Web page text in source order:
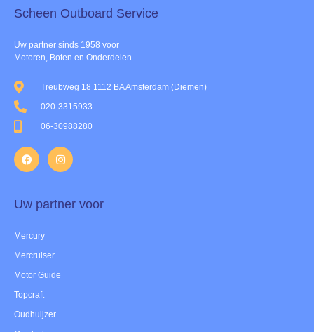
Scheen Outboard Service​
Uw partner sinds 1958 voor
Motoren, Boten en Onderdelen
Treubweg 18 1112 BA Amsterdam (Diemen)
020-3315933
06-30988280
Uw partner voor
Mercury
Mercruiser
Motor Guide
Topcraft
Oudhuijzer